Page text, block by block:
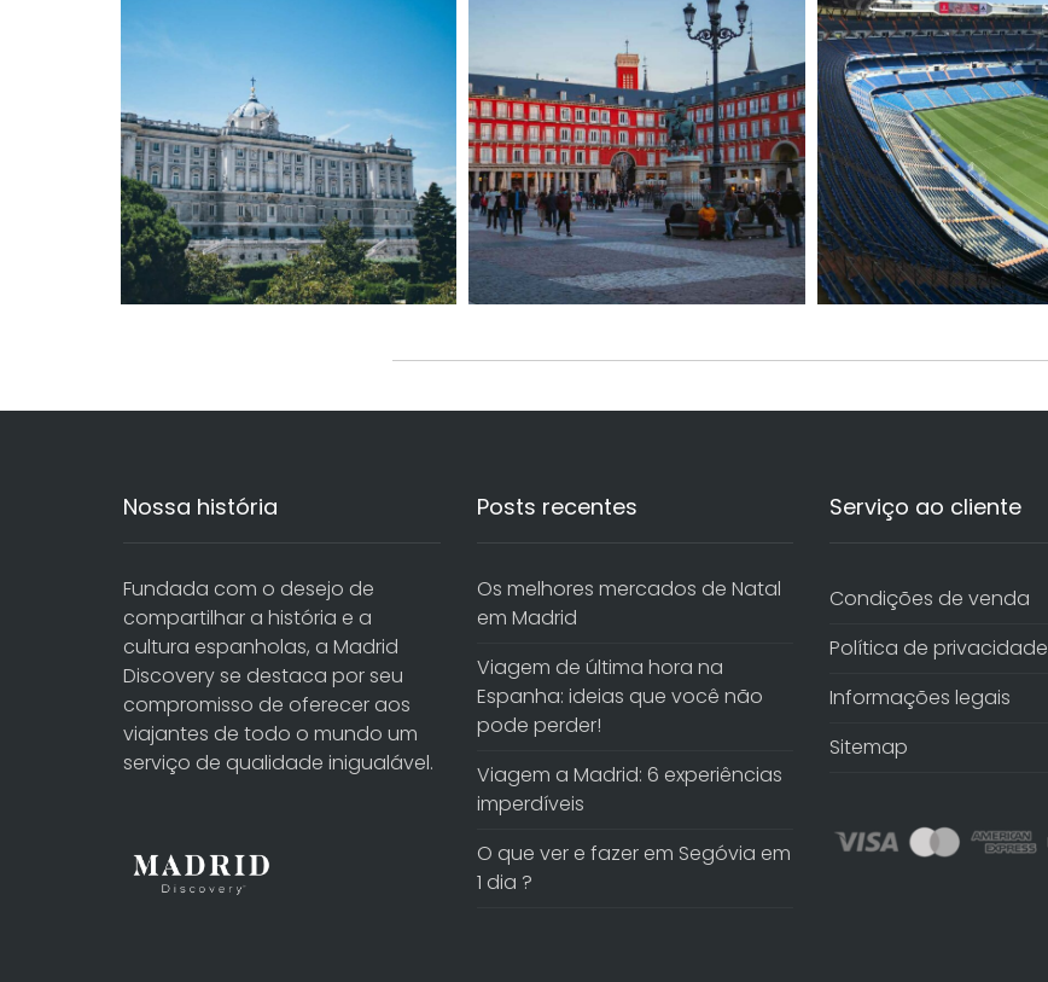
Nossa história
Fundada com o desejo de
compartilhar a história e a
cultura espanholas, a Madrid
Discovery se destaca por seu
compromisso de oferecer aos
viajantes de todo o mundo um
serviço de qualidade inigualável.
Posts recentes
Os melhores mercados de Natal
em Madrid
Viagem de última hora na
Espanha: ideias que você não
pode perder!
Viagem a Madrid: 6 experiências
imperdíveis
O que ver e fazer em Segóvia em
1 dia ?
Serviço ao cliente
Condições de venda
Política de privacidade
Informações legais
Sitemap